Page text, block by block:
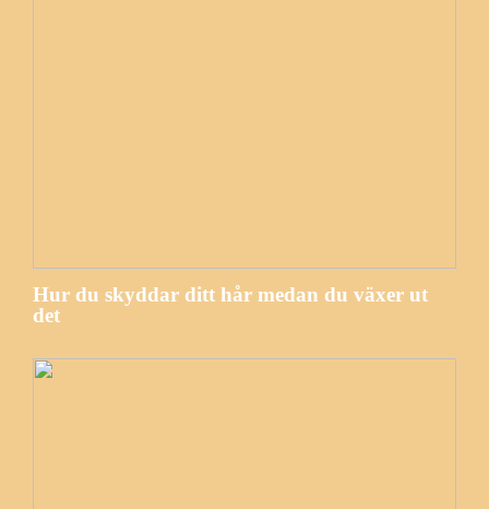
Hur du skyddar ditt hår medan du växer ut
det